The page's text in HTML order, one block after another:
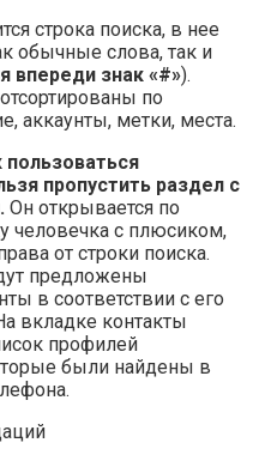
строка поиска, в нее
обычные слова, так и
впереди знак «#»).
по
аккаунты, метки, места.
пользоваться
пропустить раздел с
Он открывается по
человечка с плюсиком,
от строки поиска.
предложены
в соответствии с его
вкладке контакты
профилей
были найдены в